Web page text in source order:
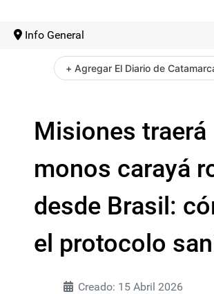
Info General
+ Agregar El Diario de
Misiones traerá
monos carayá
desde Brasil:
el protocolo
Creado: 15 Abril 2026